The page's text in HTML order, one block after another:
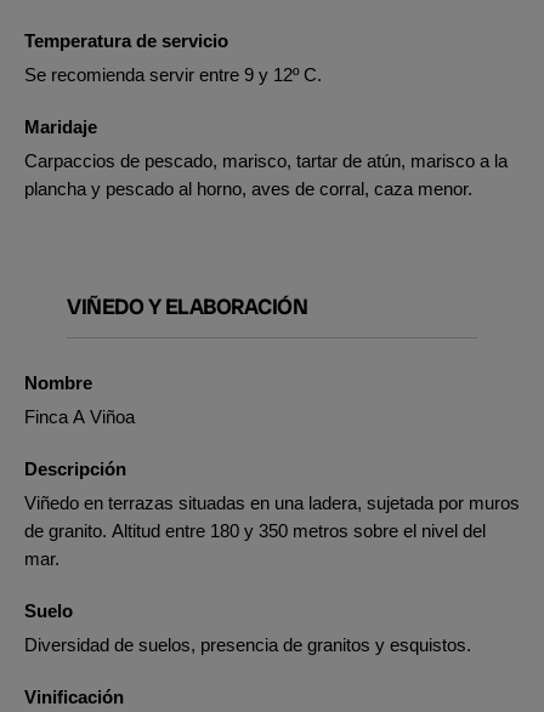
Temperatura de servicio
Se recomienda servir entre 9 y 12º C.
Maridaje
Carpaccios de pescado, marisco, tartar de atún, marisco a la
plancha y pescado al horno, aves de corral, caza menor.
VIÑEDO Y ELABORACIÓN
Nombre
Finca A Viñoa
Descripción
Viñedo en terrazas situadas en una ladera, sujetada por muros
de granito. Altitud entre 180 y 350 metros sobre el nivel del
mar.
Suelo
Diversidad de suelos, presencia de granitos y esquistos.
Vinificación